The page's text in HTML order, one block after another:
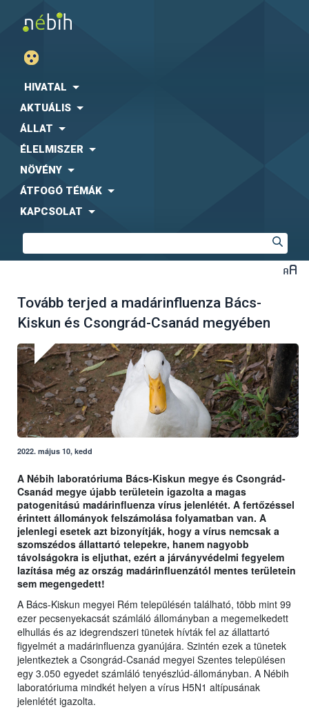
HIVATAL
AKTUÁLIS
ÁLLAT
ÉLELMISZER
NÖVÉNY
ÁTFOGÓ TÉMÁK
KAPCSOLAT
Tovább terjed a madárinfluenza Bács-
Kiskun és Csongrád-Csanád megyében
2022. május 10, kedd
A Nébih laboratóriuma Bács-Kiskun megye és Csongrád-
Csanád megye újabb területein igazolta a magas
patogenitású madárinfluenza vírus jelenlétét. A fertőzéssel
érintett állományok felszámolása folyamatban van. A
jelenlegi esetek azt bizonyítják, hogy a vírus nemcsak a
szomszédos állattartó telepekre, hanem nagyobb
távolságokra is eljuthat, ezért a járványvédelmi fegyelem
lazítása még az ország madárinfluenzától mentes területein
sem megengedett!
A Bács-Kiskun megyei Rém településén található, több mint 99
ezer pecsenyekacsát számláló állományban a megemelkedett
elhullás és az idegrendszeri tünetek hívták fel az állattartó
figyelmét a madárinfluenza gyanújára. Szintén ezek a tünetek
jelentkeztek a Csongrád-Csanád megyei Szentes településen
egy 3.050 egyedet számláló tenyészlúd-állományban. A Nébih
laboratóriuma mindkét helyen a vírus H5N1 altípusának
jelenlétét igazolta.